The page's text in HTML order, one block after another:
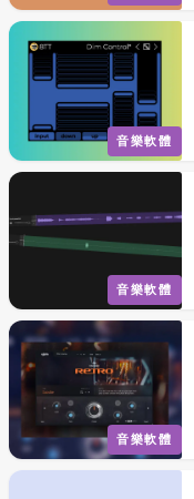
音樂軟體
音樂軟體
音樂軟體